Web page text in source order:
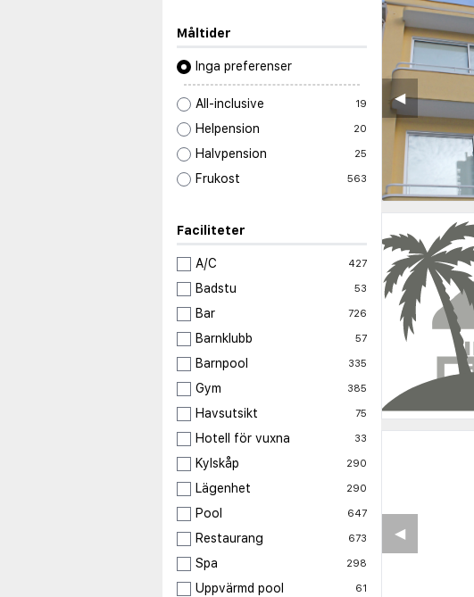
Måltider
Inga preferenser
All-inclusive 19
Helpension 20
Halvpension 25
Frukost 563
Faciliteter
A/C 427
Badstu 53
Bar 726
Barnklubb 57
Barnpool 335
Gym 385
Havsutsikt 75
Hotell för vuxna 33
Kylskåp 290
Lägenhet 290
Pool 647
Restaurang 673
Spa 298
Uppvärmd pool 61
◀︎
◀︎